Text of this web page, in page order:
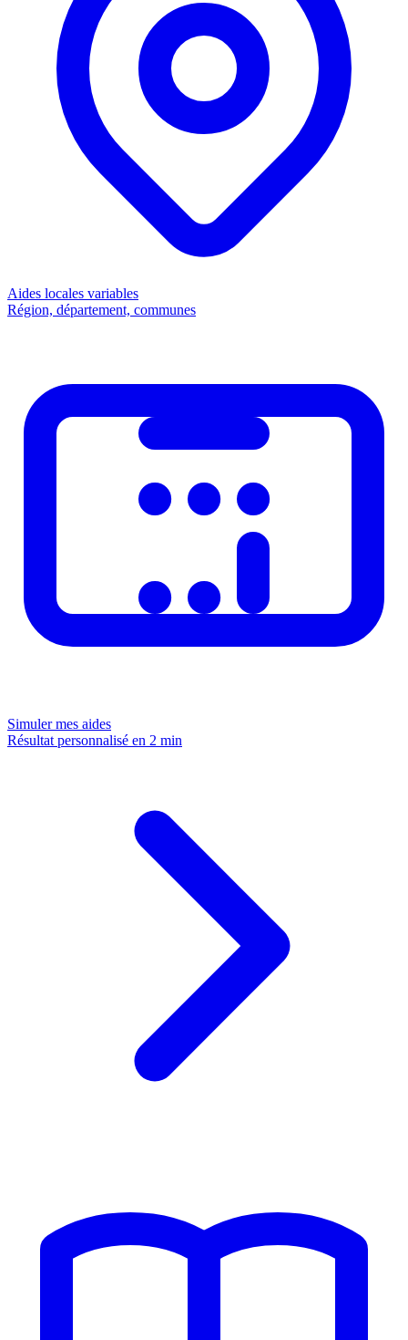
Aides locales variables
Région, département, communes
Simuler mes aides
Résultat personnalisé en 2 min